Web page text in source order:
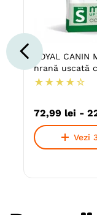
ROYAL
hrană uscată
★ ★ ★ ★ ☆
72,99 lei -
Vezi